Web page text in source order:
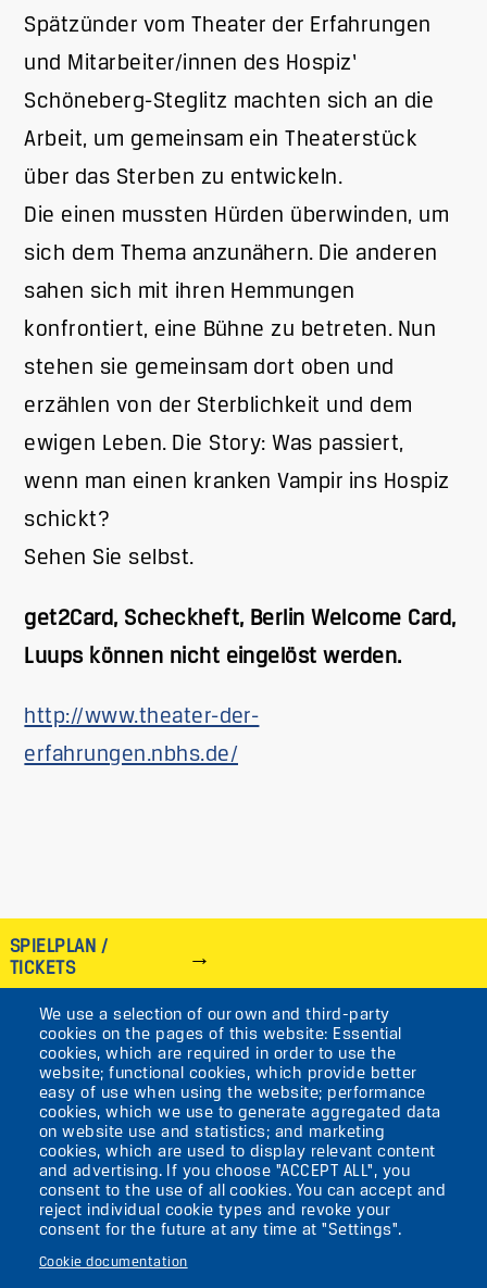
We use a selection of our own and third-party
cookies on the pages of this website: Essential
cookies, which are required in order to use the
website; functional cookies, which provide better
easy of use when using the website; performance
cookies, which we use to generate aggregated data
on website use and statistics; and marketing
cookies, which are used to display relevant content
and advertising. If you choose "ACCEPT ALL", you
consent to the use of all cookies. You can accept and
reject individual cookie types and revoke your
consent for the future at any time at "Settings".
Cookie documentation
Spätzünder vom Theater der Erfahrungen
und Mitarbeiter/innen des Hospiz‘
Schöneberg-Steglitz machten sich an die
Arbeit, um gemeinsam ein Theaterstück
über das Sterben zu entwickeln.
Die einen mussten Hürden überwinden, um
sich dem Thema anzunähern. Die anderen
sahen sich mit ihren Hemmungen
konfrontiert, eine Bühne zu betreten. Nun
stehen sie gemeinsam dort oben und
erzählen von der Sterblichkeit und dem
ewigen Leben. Die Story: Was passiert,
wenn man einen kranken Vampir ins Hospiz
schickt?
Sehen Sie selbst.
get2Card, Scheckheft, Berlin Welcome Card,
Luups können nicht eingelöst werden.
http://www.theater-der-
erfahrungen.nbhs.de/
SPIELPLAN /
TICKETS
IMAGE
VIKTORIASTR. 10-18
12105 BERLIN
TEMPELHOF
AKTUELLES